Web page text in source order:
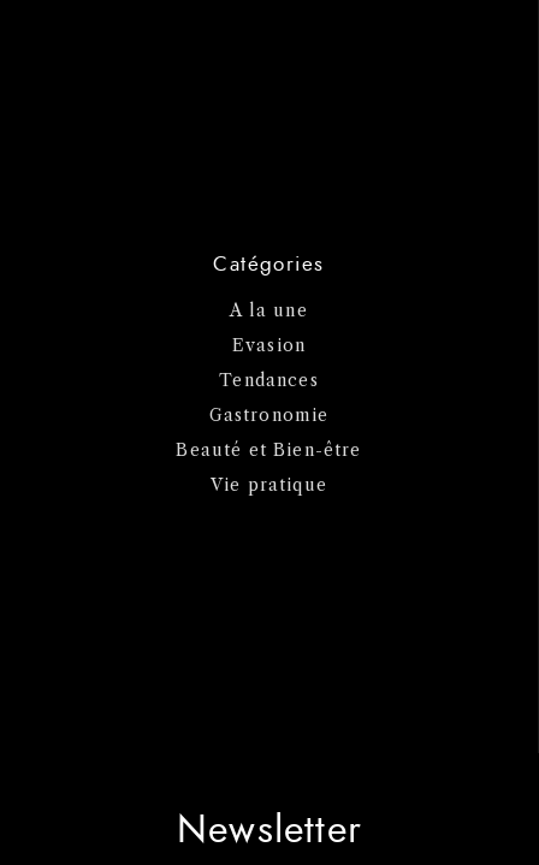
Catégories
A la une
Evasion
Tendances
Gastronomie
Beauté et Bien-être
Vie pratique
Newsletter